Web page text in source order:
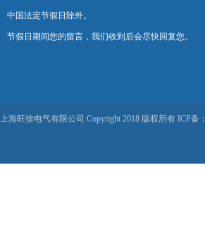
中国法定节假日除外。
节假日期间您的留言，我们收到后会尽快回复您。
上海旺徐电气有限公司 Copyright 2018 版权所有 ICP备：